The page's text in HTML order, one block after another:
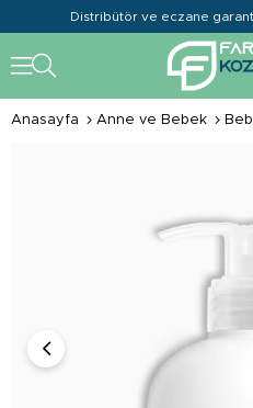
Distribütör ve eczane
Anasayfa Anne ve Bebek